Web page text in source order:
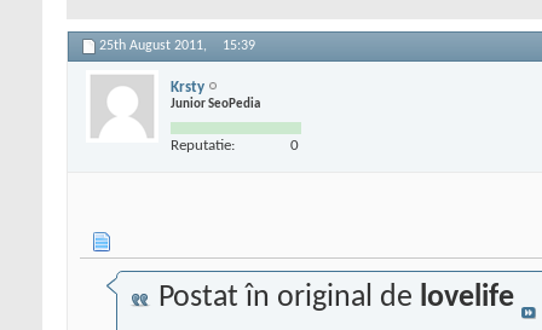
25th August 2011, 15:39
Krsty
Junior SeoPedia
Reputatie: 0
Postat în original de lovelife